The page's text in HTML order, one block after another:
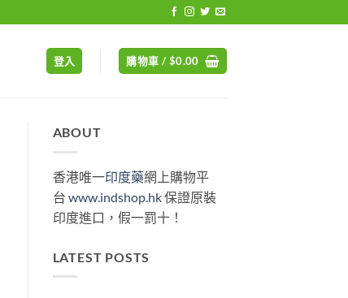
登入 購物車 / $0.00
ABOUT
香港唯一印度藥網上購物平
台 www.indshop.hk保證原裝
印度進口，假一罰十！
LATEST POSTS